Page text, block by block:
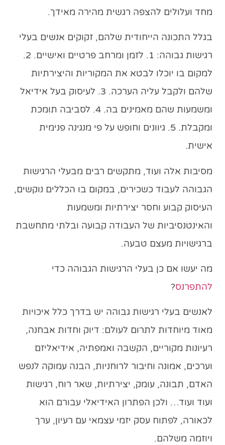
מחד ועלולים להצפה רגשית מהירה מאידך.
בגלל התכונה הייחודית שלהם, זקוקים אנשים בעלי
רגישות גבוהה: 1. לזמן ומרחב פרטיים ואישיים. 2.
למקום בו יוכלו לבטא את המקוריות והיצירתיות
שלהם ולקבל עליה הערכה. 3. לעיסוק בעל אידיאל
ומשמעות שהם מאמינים בה. 4. לסביבה תומכת
ומקבלת. 5. גיוונים וחופש על פי מנגינה פנימית
אישית.
מסיבות אלה ועוד, מתקשים רבים מבעלי הרגישות
הגבוהה לעבוד כשכירים, במקום בו הכללים נוקשים,
העיסוק קבוע וחסר יצירתיות ומשמעות
והאינטנסיביות של העבודה קבועה ובלתי מתחשבת
ברגישויות מעצם טבעה.
מה יעשו אם כן בעלי הרגישות הגבוהה כדי
להתפרנס?
לאנשים בעלי רגישות גבוהה יש בדרך כלל איכויות
מאוד מיוחדות לתרום לעולם: דיוק וחדות אבחנה,
רעיונות מקוריים, הקשבה ואמפתיה, אידיאליזם
וערכים, אמונה וחיבור לרוחניות, הבנה עמוקה לנפש
האדם, תבונה, עומק, יצירתיות, שאר רוח, רגישות
ועוד ועוד… ולכן הפתרון האידיאלי עבורם הוא
לכאורה, לפתוח עסק יזמי עצמאי עם רעיון, ערך
ויוזמה משלהם.